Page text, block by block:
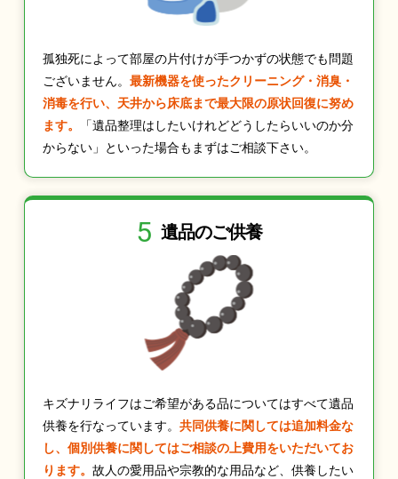
孤独死によって部屋の片付けが手つかずの状態でも問題
ございません。 最新機器を使ったクリーニング・消臭・
消毒を行い、天井から床底まで最大限の原状回復に努め
ます。
「遺品整理はしたいけれどどうしたらいいのか分
からない」といった場合もまずはご相談下さい。
5 遺品のご供養
キズナリライフはご希望がある品についてはすべて遺品
供養を行なっています。 共同供養に関しては追加料金な
し、個別供養に関してはご相談の上費用をいただいてお
ります。 故人の愛用品や宗教的な用品など、供養したい